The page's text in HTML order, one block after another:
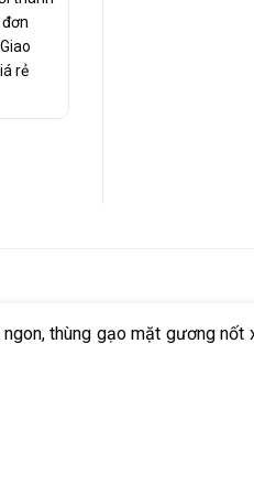
rẻ
thùng gạo mặt gương nốt